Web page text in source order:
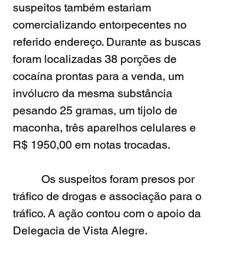
suspeitos também estariam
comercializando entorpecentes no
referido endereço. Durante as buscas
foram localizadas 38 porções de
cocaína prontas para a venda, um
invólucro da mesma substância
pesando 25 gramas, um tijolo de
maconha, três aparelhos celulares e
R$ 1950,00 em notas trocadas.
tráfico de drogas e associação para o
tráfico. A ação contou com o apoio da
Delegacia de Vista Alegre.